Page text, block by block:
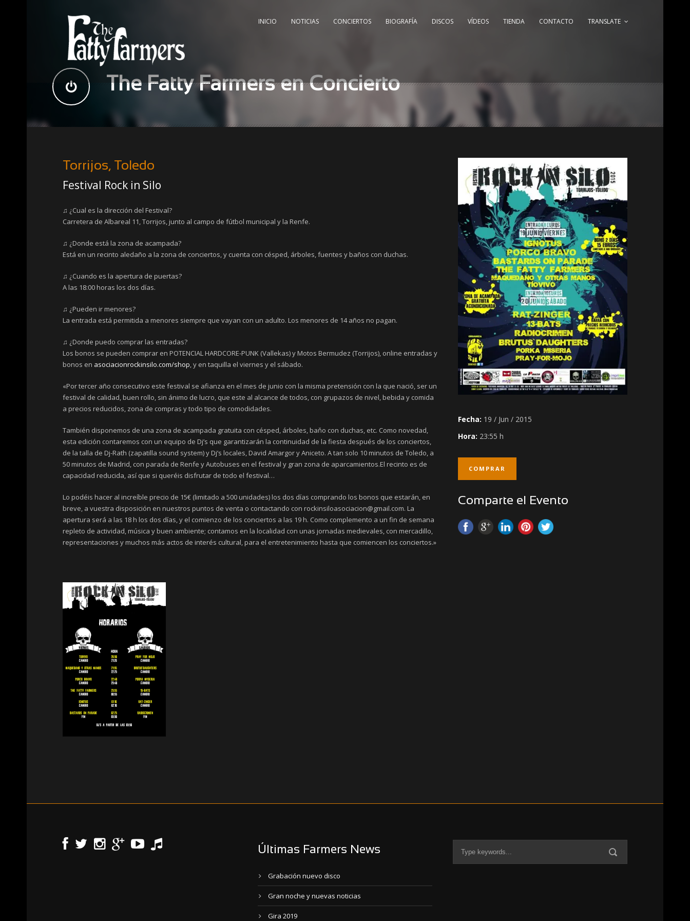
INICIO NOTICIAS CONCIERTOS BIOGRAFÍA DISCOS VÍDEOS TIENDA CONTACTO TRANSLATE
The Fatty Farmers en Concierto
Fecha: 19 / Jun / 2015
Hora: 23:55 h
COMPRAR
Comparte el Evento
Torrijos, Toledo
Festival Rock in Silo
♫ ¿Cual es la dirección del Festival?
Carretera de Albareal 11, Torrijos, junto al campo de fútbol municipal y la Renfe.
♫ ¿Donde está la zona de acampada?
Está en un recinto aledaño a la zona de conciertos, y cuenta con césped, árboles, fuentes y baños con duchas.
♫ ¿Cuando es la apertura de puertas?
A las 18:00 horas los dos días.
♫ ¿Pueden ir menores?
La entrada está permitida a menores siempre que vayan con un adulto. Los menores de 14 años no pagan.
♫ ¿Donde puedo comprar las entradas?
Los bonos se pueden comprar en POTENCIAL HARDCORE-PUNK (Vallekas) y Motos Bermudez (Torrijos), online entradas y
bonos en asociacionrockinsilo.com/shop, y en taquilla el viernes y el sábado.
«Por tercer año consecutivo este festival se afianza en el mes de junio con la misma pretensión con la que nació, ser un
festival de calidad, buen rollo, sin ánimo de lucro, que este al alcance de todos, con grupazos de nivel, bebida y comida
a precios reducidos, zona de compras y todo tipo de comodidades.
También disponemos de una zona de acampada gratuita con césped, árboles, baňo con duchas, etc. Como novedad,
esta edición contaremos con un equipo de Dj’s que garantizarán la continuidad de la fiesta después de los conciertos,
de la talla de Dj-Rath (zapatilla sound system) y Dj’s locales, David Amargor y Aniceto. A tan solo 10 minutos de Toledo, a
50 minutos de Madrid, con parada de Renfe y Autobuses en el festival y gran zona de aparcamientos.El recinto es de
capacidad reducida, así que si queréis disfrutar de todo el festival…
Lo podéis hacer al increíble precio de 15€ (limitado a 500 unidades) los dos días comprando los bonos que estarán, en
breve, a vuestra disposición en nuestros puntos de venta o contactando con rockinsiloasociacion@gmail.com. La
apertura será a las 18 h los dos días, y el comienzo de los conciertos a las 19 h. Como complemento a un fin de semana
repleto de actividad, música y buen ambiente; contamos en la localidad con unas jornadas medievales, con mercadillo,
representaciones y muchos más actos de interés cultural, para el entretenimiento hasta que comiencen los conciertos.»
Últimas Farmers News
Grabación nuevo disco
Gran noche y nuevas noticias
Gira 2019